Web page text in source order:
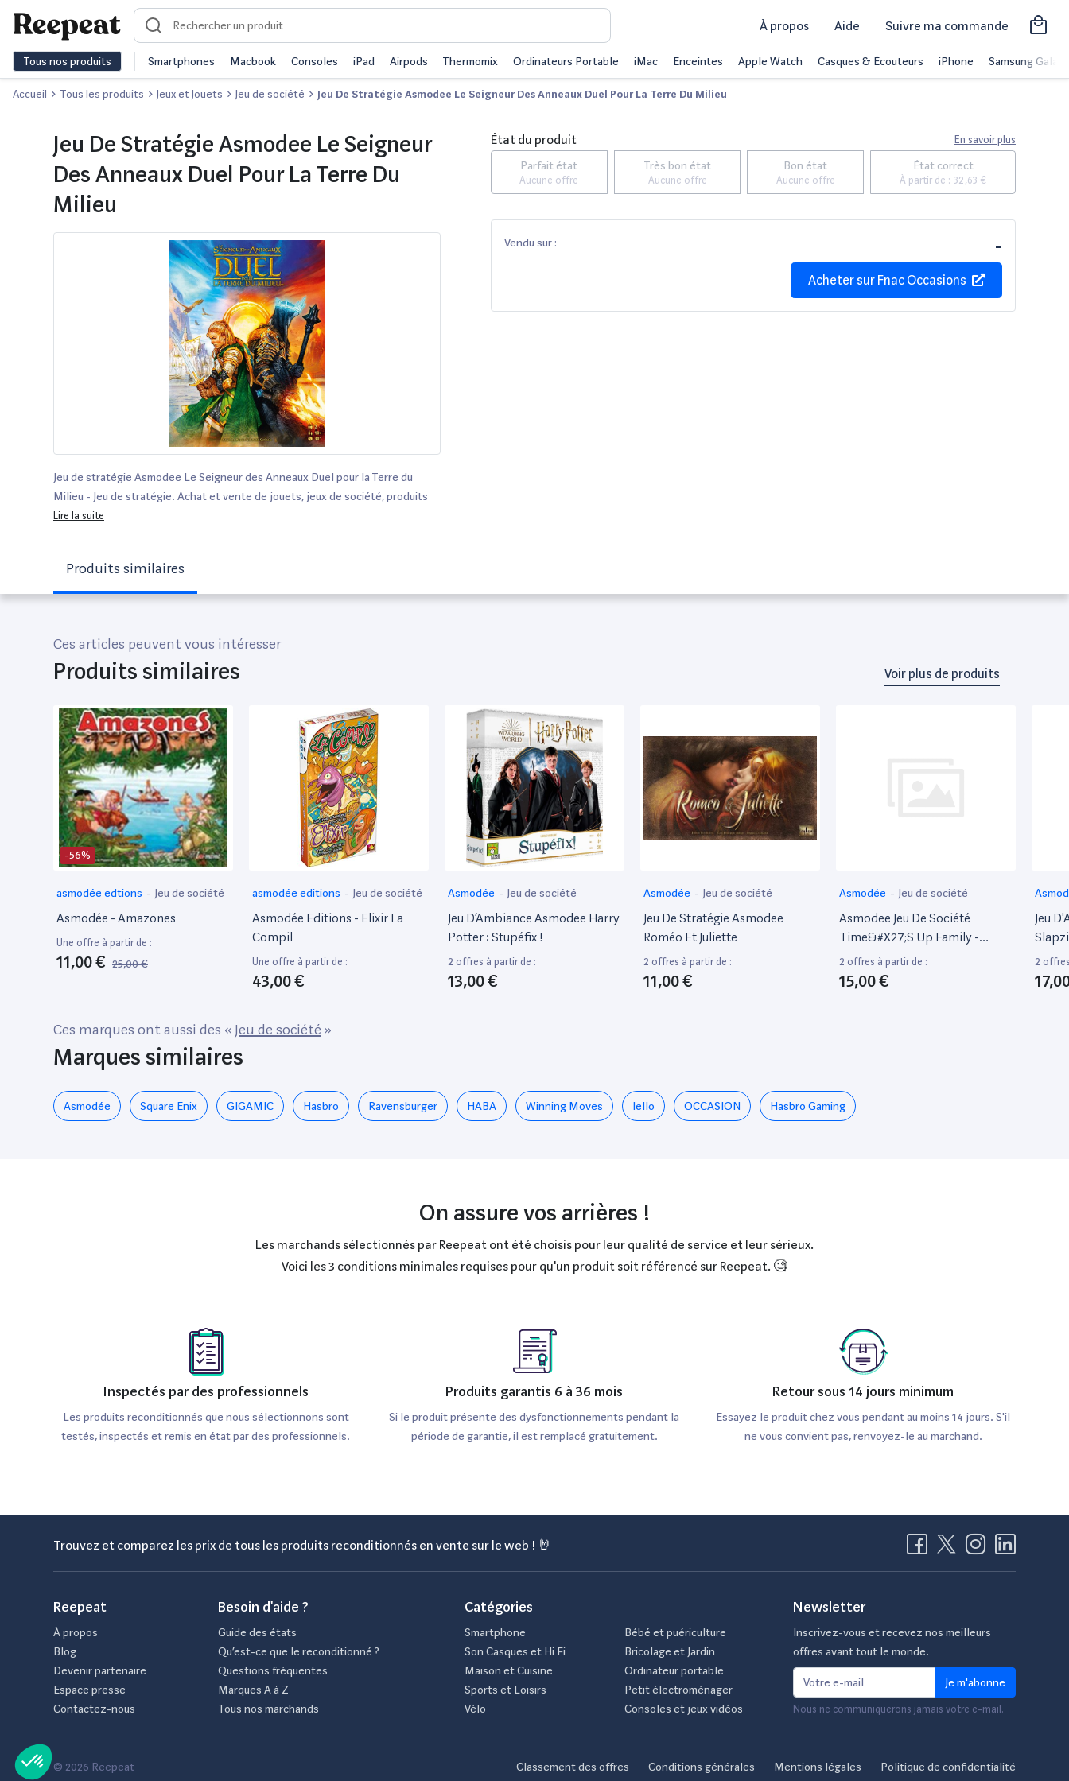
À propos Aide Suivre ma commande
Tous nos produits Smartphones Macbook Consoles iPad Airpods Thermomix Ordinateurs Portable iMac Enceintes Apple Watch Casques & Écouteurs iPhone Samsung Galaxy
Accueil Tous les produits Jeux et Jouets Jeu de société Jeu De Stratégie Asmodee Le Seigneur Des Anneaux Duel Pour La Terre Du Milieu
Jeu De Stratégie Asmodee Le Seigneur
Des Anneaux Duel Pour La Terre Du
Milieu
Jeu de stratégie Asmodee Le Seigneur des Anneaux Duel pour la Terre du
Milieu - Jeu de stratégie. Achat et vente de jouets, jeux de société, produits
de puériculture. Découvrez les Univers Playmobil, Légo, FisherPrice, Vtech
Lire la suite
État du produit En savoir plus
Parfait état
Aucune offre
Très bon état
Aucune offre
Bon état
Aucune offre
État correct
À partir de : 32,63 €
Vendu sur : -
Acheter sur Fnac Occasions
Produits similaires
Ces articles peuvent vous intéresser
Produits similaires Voir plus de produits
-56%
asmodée edtions - Jeu de société
Asmodée - Amazones
Une offre à partir de :
11,00 € 25,00 €
asmodée editions - Jeu de société
Asmodée Editions - Elixir La
Compil
Une offre à partir de :
43,00 €
Asmodée - Jeu de société
Jeu D’Ambiance Asmodee Harry
Potter : Stupéfix !
2 offres à partir de :
13,00 €
Asmodée - Jeu de société
Jeu De Stratégie Asmodee
Roméo Et Juliette
2 offres à partir de :
11,00 €
Asmodée - Jeu de société
Asmodee Jeu De Société
Time&#X27;S Up Family -
Version Verte Pour Amusement
En Équipe
2 offres à partir de :
15,00 €
Jeu
2
Ces marques ont aussi des « Jeu de société »
Marques similaires
Asmodée ‎Square Enix GIGAMIC Hasbro Ravensburger HABA Winning Moves Iello OCCASION Hasbro Gaming
On assure vos arrières !
Les marchands sélectionnés par Reepeat ont été choisis pour leur qualité de service et leur sérieux.
Voici les 3 conditions minimales requises pour qu'un produit soit référencé sur Reepeat. 🧐
Inspectés par des professionnels
Les produits reconditionnés que nous sélectionnons sont
testés, inspectés et remis en état par des professionnels.
Produits garantis 6 à 36 mois
Si le produit présente des dysfonctionnements pendant la
période de garantie, il est remplacé gratuitement.
Retour sous 14 jours minimum
Essayez le produit chez vous pendant au moins 14 jours. S'il
ne vous convient pas, renvoyez-le au marchand.
Trouvez et comparez les prix de tous les produits reconditionnés en vente sur le web ! 🤘
Reepeat
À propos
Blog
Devenir partenaire
Espace presse
Contactez-nous
Besoin d'aide ?
Guide des états
Qu’est-ce que le reconditionné ?
Questions fréquentes
Marques A à Z
Tous nos marchands
Catégories
Smartphone
Son Casques et Hi Fi
Maison et Cuisine
Sports et Loisirs
Vélo
Bébé et puériculture
Bricolage et Jardin
Ordinateur portable
Petit électroménager
Consoles et jeux vidéos
Newsletter
Inscrivez-vous et recevez nos meilleurs
offres avant tout le monde.
Je m'abonne
Nous ne communiquerons jamais votre e-mail.
© 2026 Reepeat Classement des offres Conditions générales Mentions légales Politique de confidentialité